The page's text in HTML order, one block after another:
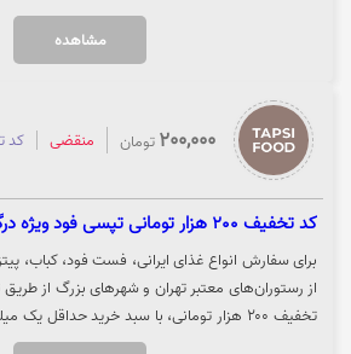
توجه داشته باشید که این کد ویژه پرداخت از طریق
کد تخفیف و ثبت سفارش، روی گزینه «خرید کنید»
مشاهده
200,000 تومان منقضی کد
کد تخفیف 200 هزار تومانی تپسی فود ویژه درگاه تارا
برای سفارش انواع غذای ایرانی، فست فود، کباب،
از رستوران‌های معتبر تهران و شهرهای بزرگ از
تخفیف ۲۰۰ هزار تومانی، با سبد خرید حداقل
توجه داشته باشید که این کد ویژه پرداخت از طریق